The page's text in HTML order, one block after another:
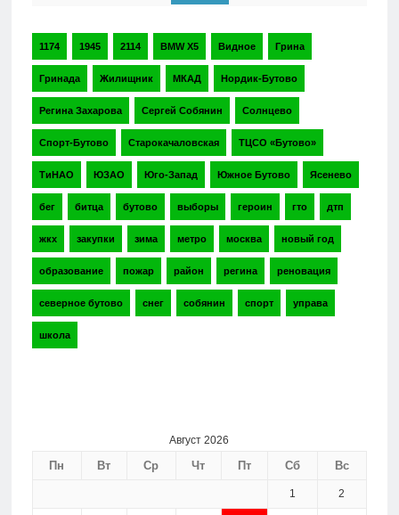
1174 1945 2114 BMW X5 Видное Грина
Гринада Жилищник МКАД Нордик-Бутово
Регина Захарова Сергей Собянин Солнцево
Спорт-Бутово Старокачаловская ТЦСО «Бутово»
ТиНАО ЮЗАО Юго-Запад Южное Бутово Ясенево
бег битца бутово выборы героин гто дтп
жкх закупки зима метро москва новый год
образование пожар район регина реновация
северное бутово снег собянин спорт управа
школа
Август 2026
Пн Вт Ср Чт Пт Сб Вс
1 2